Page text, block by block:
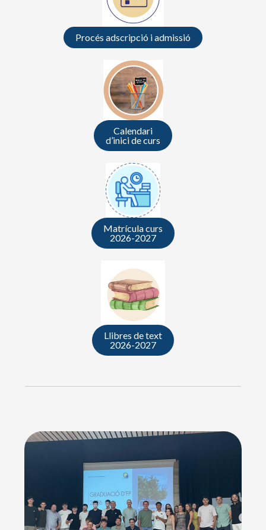
Procés adscripció i admissió
Calendari
d’inici de curs
Matrícula curs
2026-2027
Llibres de text
2026-2027